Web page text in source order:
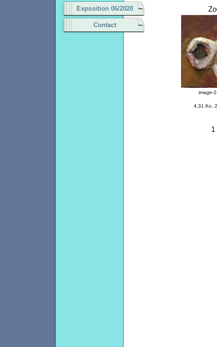
Exposition 06/2020
Contact
image-
4,31 Ko,
1